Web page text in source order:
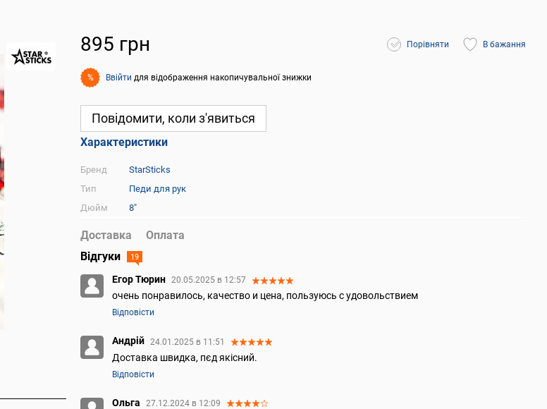
895 грн Порівняти В бажання
% Ввійти для відображення накопичувальної знижки
Повідомити, коли з'явиться
Характеристики
Бренд
StarSticks
Тип
Педи для рук
Дюйм
8"
Доставка
Оплата
Відгуки
19
Егор Тюрин 20.05.2025 в 12:57
очень понравилось, качество и цена, пользуюсь с удовольствием
Відповісти
Андрій 24.01.2025 в 11:51
Доставка швидка, пєд якісний.
Відповісти
Ольга 27.12.2024 в 12:09